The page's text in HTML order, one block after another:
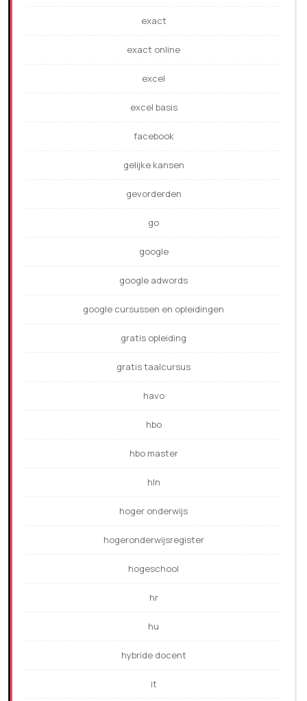
exact
exact online
excel
excel basis
facebook
gelijke kansen
gevorderden
go
google
google adwords
google cursussen en opleidingen
gratis opleiding
gratis taalcursus
havo
hbo
hbo master
hln
hoger onderwijs
hogeronderwijsregister
hogeschool
hr
hu
hybride docent
it